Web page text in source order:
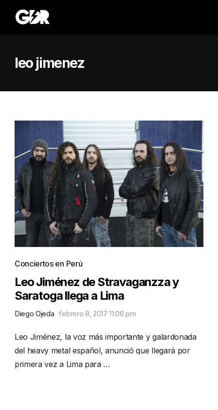
leo jimenez
Conciertos en Perú
Leo Jiménez de Stravaganzza y
Saratoga llega a Lima
Diego Ojeda febrero 8, 2017 11:06 pm
Leo Jiménez, la voz más importante y galardonada
del heavy metal español, anunció que llegará por
primera vez a Lima para …